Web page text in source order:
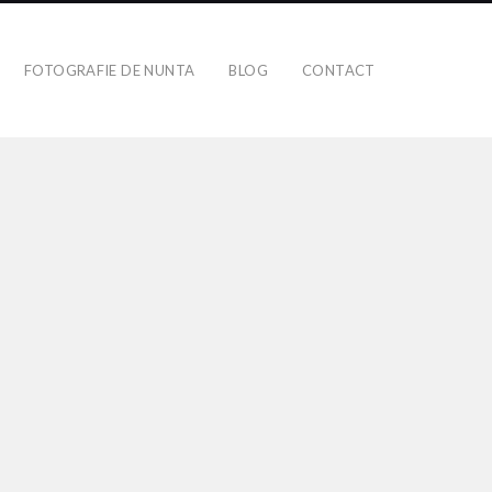
FOTOGRAFIE DE NUNTA BLOG CONTACT